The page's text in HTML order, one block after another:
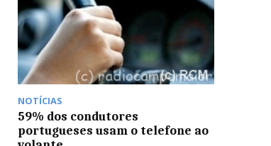
NOTÍCIAS
59% dos condutores
portugueses usam o telefone ao